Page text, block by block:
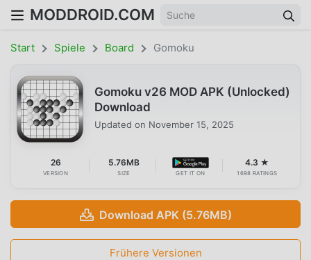
MODDROID.COM
Start Spiele Board Gomoku
Gomoku v26 MOD APK (Unlocked)
Download
Updated on November 15, 2025
26
VERSION
5.76MB
SIZE GET IT ON
4.3 ★
1698 RATINGS
Download APK (5.76MB)
Frühere Versionen